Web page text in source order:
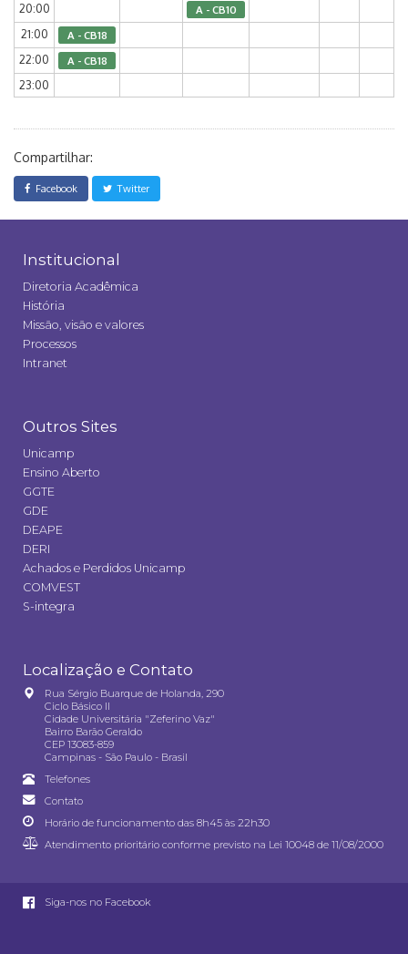
20:00 A - CB10
21:00 A - CB18
22:00 A - CB18
23:00
Compartilhar:
Facebook Twitter
Institucional
Diretoria Acadêmica
História
Missão, visão e valores
Processos
Intranet
Outros Sites
Unicamp
Ensino Aberto
GGTE
GDE
DEAPE
DERI
Achados e Perdidos Unicamp
COMVEST
S-integra
Localização e Contato
Rua Sérgio Buarque de Holanda, 290
Ciclo Básico II
Cidade Universitária "Zeferino Vaz"
Bairro Barão Geraldo
CEP 13083-859
Campinas - São Paulo - Brasil
Telefones
Contato
Horário de funcionamento das 8h45 às 22h30
Atendimento prioritário conforme previsto na Lei 10048 de 11/08/2000
Siga-nos no Facebook